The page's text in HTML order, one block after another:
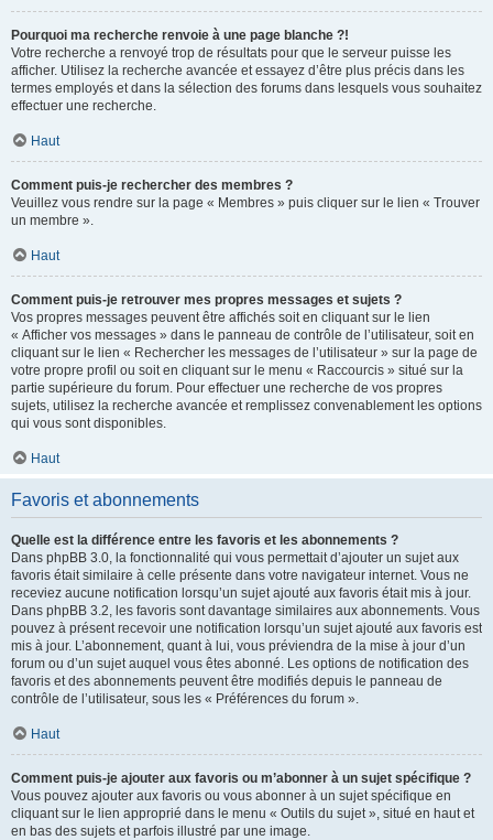
Pourquoi ma recherche renvoie à une page blanche ?!
Votre recherche a renvoyé trop de résultats pour que le serveur puisse les
afficher. Utilisez la recherche avancée et essayez d’être plus précis dans les
termes employés et dans la sélection des forums dans lesquels vous souhaitez
effectuer une recherche.
Haut
Comment puis-je rechercher des membres ?
Veuillez vous rendre sur la page « Membres » puis cliquer sur le lien « Trouver
un membre ».
Haut
Comment puis-je retrouver mes propres messages et sujets ?
Vos propres messages peuvent être affichés soit en cliquant sur le lien
« Afficher vos messages » dans le panneau de contrôle de l’utilisateur, soit en
cliquant sur le lien « Rechercher les messages de l’utilisateur » sur la page de
votre propre profil ou soit en cliquant sur le menu « Raccourcis » situé sur la
partie supérieure du forum. Pour effectuer une recherche de vos propres
sujets, utilisez la recherche avancée et remplissez convenablement les options
qui vous sont disponibles.
Haut
Favoris et abonnements
Quelle est la différence entre les favoris et les abonnements ?
Dans phpBB 3.0, la fonctionnalité qui vous permettait d’ajouter un sujet aux
favoris était similaire à celle présente dans votre navigateur internet. Vous ne
receviez aucune notification lorsqu’un sujet ajouté aux favoris était mis à jour.
Dans phpBB 3.2, les favoris sont davantage similaires aux abonnements. Vous
pouvez à présent recevoir une notification lorsqu’un sujet ajouté aux favoris est
mis à jour. L’abonnement, quant à lui, vous préviendra de la mise à jour d’un
forum ou d’un sujet auquel vous êtes abonné. Les options de notification des
favoris et des abonnements peuvent être modifiés depuis le panneau de
contrôle de l’utilisateur, sous les « Préférences du forum ».
Haut
Comment puis-je ajouter aux favoris ou m’abonner à un sujet spécifique ?
Vous pouvez ajouter aux favoris ou vous abonner à un sujet spécifique en
cliquant sur le lien approprié dans le menu « Outils du sujet », situé en haut et
en bas des sujets et parfois illustré par une image.